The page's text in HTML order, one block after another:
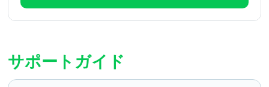
サポートガイド